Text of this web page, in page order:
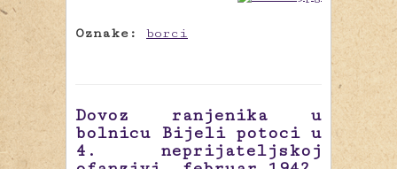
Oznake: borci
Dovoz ranjenika u
bolnicu Bijeli potoci u
4. neprijateljskoj